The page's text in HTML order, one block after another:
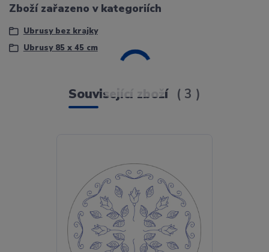
Zboží zařazeno v kategoriích
Ubrusy bez krajky
Ubrusy 85 x 45 cm
Související zboží 3